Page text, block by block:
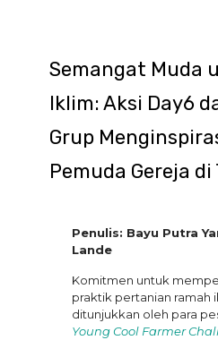
Semangat Muda
Iklim: Aksi Day6
Grup
Pemuda Gereja di
Penulis: Bayu Putra
Lande
Komitmen untuk
praktik pertanian ramah
ditunjukkan oleh para
Young Cool Farmer